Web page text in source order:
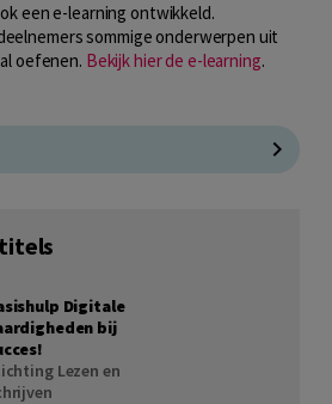
een e-learning ontwikkeld.
sommige onderwerpen uit
oefenen. Bekijk hier de e-learning.
Digitale
bij
Lezen en